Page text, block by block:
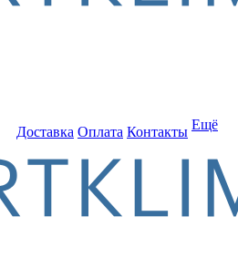
Доставка Оплата Контакты Ещё